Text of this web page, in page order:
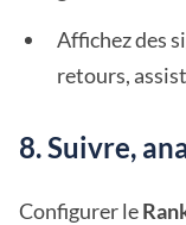
Affichez des
retours,
8. Suivre,
Configurer le